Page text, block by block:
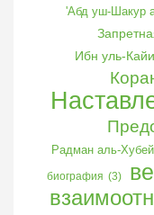
'Абд уш-Шакур
Ибн уль-
Радман аль-
биография (3)